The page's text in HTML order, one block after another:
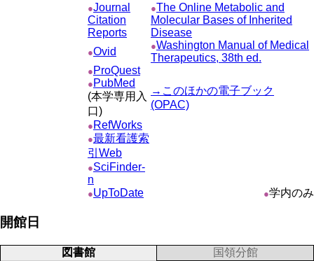
●Journal
Citation
Reports
●The Online Metabolic and
Molecular Bases of Inherited
Disease
●Ovid ●Washington Manual of Medical
Therapeutics, 38th ed.
● ProQuest
● PubMed
(本学専用入
口)
→このほかの電子ブック
(OPAC)
● RefWorks
●最新看護索
引Web
●SciFinder-
n
●UpToDate ●学内のみ
開館日
図書館 国領分館